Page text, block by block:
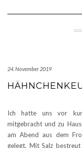
24. November 2019
Ich hatte uns vor
mitgebracht und zu
am Abend aus dem
gelegt. Mit Salz